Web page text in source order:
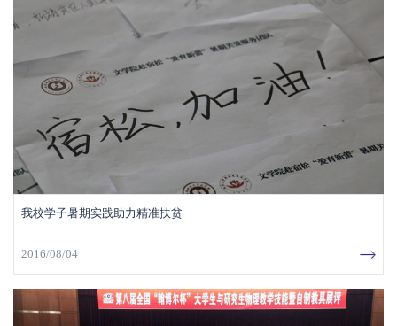
我校学子暑期实践助力精准扶贫
2016/08/04